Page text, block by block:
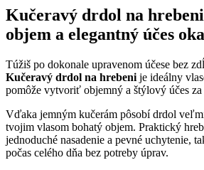
Kučeravý drdol na
objem a elegantný účes
Túžiš po dokonale upravenom účese bez
Kučeravý drdol na hrebeni je ideálny
pomôže vytvoriť objemný a štýlový účes za
Vďaka jemným kučerám pôsobí drdol
tvojim vlasom bohatý objem. Praktický
jednoduché nasadenie a pevné uchytenie,
počas celého dňa bez potreby úprav.